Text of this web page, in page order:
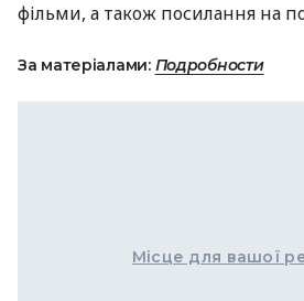
фільми, а також посилання на
За матеріалами: Подробности
Місце для вашої